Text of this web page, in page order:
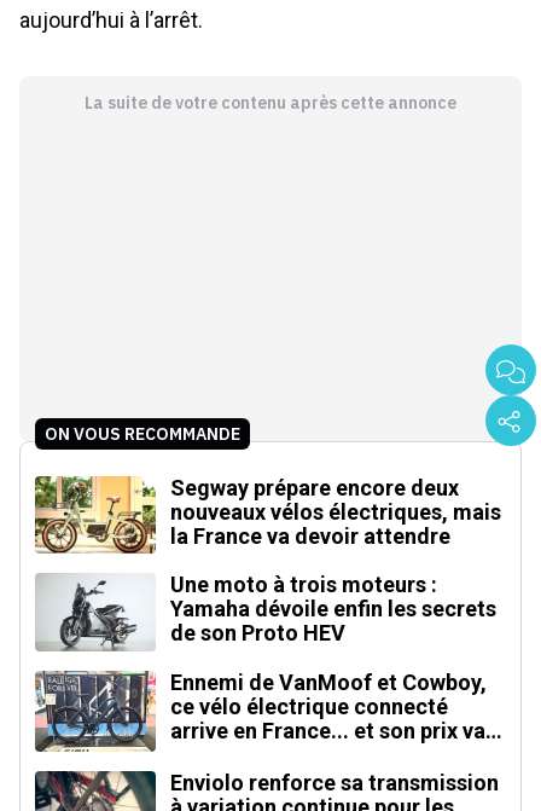
aujourd’hui à l’arrêt.
La suite de votre contenu après cette annonce
ON VOUS RECOMMANDE
Segway prépare encore deux
nouveaux vélos électriques, mais
la France va devoir attendre
Une moto à trois moteurs :
Yamaha dévoile enfin les secrets
de son Proto HEV
Ennemi de VanMoof et Cowboy,
ce vélo électrique connecté
arrive en France... et son prix va
Enviolo renforce sa transmission